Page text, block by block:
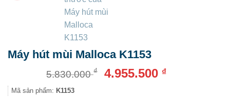
Máy hút mùi Malloca K1153
5.830.000₫
Giá
4.955.500 ₫Giá
Mã sản phẩm: K1153